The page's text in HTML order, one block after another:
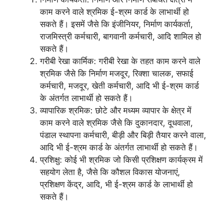
काम करने वाले श्रमिक ई-श्रम कार्ड के लाभार्थी हो
सकते हैं। इसमें जैसे कि इंजीनियर, निर्माण कार्यकर्ता,
राजमिस्त्री कर्मचारी, बागवानी कर्मचारी, आदि शामिल हो
सकते हैं।
गरीबी रेखा कार्मिक: गरीबी रेखा के तहत काम करने वाले
श्रमिक जैसे कि निर्माण मजदूर, रिक्शा चालक, सफाई
कर्मचारी, मजदूर, खेती कर्मचारी, आदि भी ई-श्रम कार्ड
के अंतर्गत लाभार्थी हो सकते हैं।
व्यापारिक श्रमिक: छोटे और मध्यम व्यापार के क्षेत्र में
काम करने वाले श्रमिक जैसे कि दुकानदार, दूधवाला,
पंडाल स्थापना कर्मचारी, बीड़ी और बिड़ी तैयार करने वाला,
आदि भी ई-श्रम कार्ड के अंतर्गत लाभार्थी हो सकते हैं।
प्रशिक्षु: कोई भी श्रमिक जो किसी प्रशिक्षण कार्यक्रम में
सहयोग लेता है, जैसे कि कौशल विकास योजनाएं,
प्रशिक्षण केंद्र, आदि, भी ई-श्रम कार्ड के लाभार्थी हो
सकते हैं।